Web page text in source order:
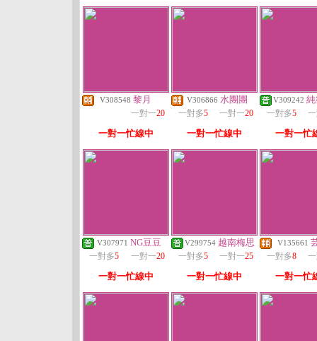
V308548 黎月
一對一20
一對一忙線中
V306866 水團團
一對多5 一對一20
一對一忙線中
V309242
一對多5
一對一忙
V307971 NG豆豆
一對多5 一對一20
一對一忙線中
V299754 越南梅思
一對多5 一對一25
一對一忙線中
V135661
一對多8
一對一忙